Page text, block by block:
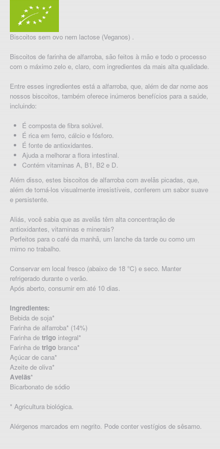
Biscoitos sem ovo nem lactose (Veganos) .
Biscoitos de farinha de alfarroba, são feitos à mão e todo o processo
com o máximo zelo e, claro, com ingredientes da mais alta qualidade.
Entre esses ingredientes está a alfarroba, que, além de dar nome aos
nossos biscoitos, também oferece inúmeros benefícios para a saúde,
incluindo:
É composta de fibra solúvel.
É rica em ferro, cálcio e fósforo.
É fonte de antioxidantes.
Ajuda a melhorar a flora intestinal.
Contém vitaminas A, B1, B2 e D.
Além disso, estes biscoitos de alfarroba com avelãs picadas, que,
além de torná-los visualmente irresistíveis, conferem um sabor suave
e persistente.
Aliás, você sabia que as avelãs têm alta concentração de
antioxidantes, vitaminas e minerais?
Perfeitos para o café da manhã, um lanche da tarde ou como um
mimo no trabalho.
Conservar em local fresco (abaixo de 18 °C) e seco. Manter
refrigerado durante o verão.
Após aberto, consumir em até 10 dias.
Ingredientes:
Bebida de soja*
Farinha de alfarroba* (14%)
Farinha de trigo integral*
Farinha de trigo branca*
Açúcar de cana*
Azeite de oliva*
Avelãs*
Bicarbonato de sódio
* Agricultura biológica.
Alérgenos marcados em negrito. Pode conter vestígios de sêsamo.